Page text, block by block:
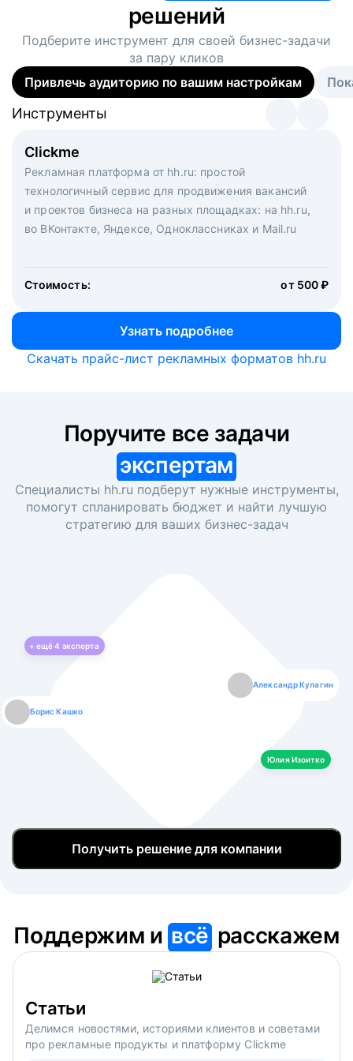
решений
Подберите инструмент для своей бизнес-задачи
за пару кликов
Привлечь аудиторию по вашим настройкам
Clickme
Рекламная платформа от hh.ru: простой
технологичный сервис для продвижения вакансий
и проектов бизнеса на разных площадках: на hh.ru,
во ВКонтакте, Яндексе, Одноклассниках и Mail.ru
Стоимость: от 500 ₽
Узнать подробнее
Инструменты
Вакансия дня
Рекламный формат для вакансий на главной странице
hh.ru. Увеличивает количество откликов
Инструменты
Массовый подбор под ключ. Решите, сколько
кандидатов и когда вам нужно, и за дело возьмутся
маркетологи, рекрутеры и проектные менеджеры
hh.ru с целым набором digital-инструментов
Инструменты
Скачать прайс-лист рекламных форматов hh.ru
экспертам
Специалисты hh.ru подберут нужные инструменты,
помогут спланировать бюджет и найти лучшую
стратегию для ваших бизнес-задач
+ ещё4 эксперта
Борис Кашко
Александр Кулагин
Юлия Изоитко
Юлия Изоитко
Даниил Макаров
Александр Кулагин
Екатерина Лазаренко
Даниил Макаров
Борис Кашко
Екатерина Лазаренко
Юлия Изоитко
Получить решение для компании
Поддержим ивсё расскажем
Статьи
Делимся новостями, историями клиентов и советами
про рекламные продукты и платформу Clickme